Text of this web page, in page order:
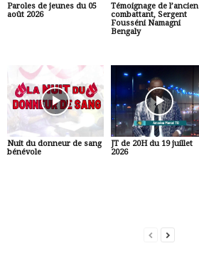
Paroles de jeunes du 05
août 2026
Témoignage de l’ancien
combattant, Sergent
Fousséni Namagni
Bengaly
Nuit du donneur de sang
bénévole
JT de 20H du 19 juillet
2026